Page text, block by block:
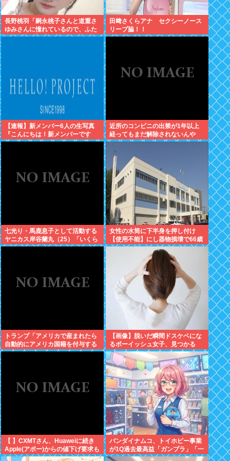
長野桃羽「嗣永桃子さんと道重さ
ゆみさんに憧れているので、ふた
りの憧れの部分をぎゅっと集めた
田﨑さくらアナ セクシーノース
リーブ脇！！
【速報】新メンバー6人の生写真
『こんにちは！新メンバーです
☆』
近所のコンビニの出禁が1年以上
経ってもまだ解除されないんや
が…
七光り・馬鹿息子として活動する
ヤニカス岸谷蘭丸（25）「いくら
税金を我々が払ってるんだと」
女性の水筒に下半身を押し付け
【使用不能】にし器物損壊で66歳
男性を逮捕。スマホで動画撮影し
トランプ「アメリカで産まれたら
自動的にアメリカ国籍を付与する
のをやめる！」
【画像】脱いだ瞬間ドスケベにな
るボーイッシュ女子、見つかる
www
【 】CXMTさん、Huaweiに続き
Apple(アポー)からの値下げ要求も
拒否！！！半導体バボー継続
バンダイナムコ、トイホビー事業
が1Q過去最高益「ガンプラ」「一
番くじ」「トレカ」など大人向け